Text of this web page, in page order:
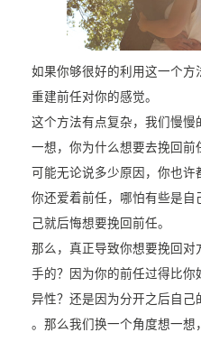
如果你够很好的利用这一个方
重建前任对你的感觉。
这个方法有点复杂，我们慢
一想，你为什么想要去挽回前
可能无论说多少原因，你也许
你还爱着前任，哪怕有些是自
己就后悔想要挽回前任。
那么，真正导致你想要挽回
手的？因为你的前任过得比
异性？还是因为分开之后自己
。那么我们换一个角度想一